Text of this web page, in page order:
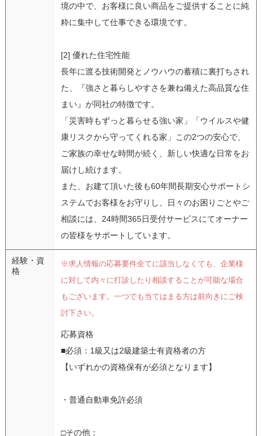
境の中で、お客様に良い商品をご提供することに純
粋に集中して仕事できる環境です。
[2] 優れた住宅性能
長年に渡る技術開発とノウハウの蓄積に裏打ちされ
た、『強さと暮らしやすさを兼ね備えた高品質な住
まい』が同社の特徴です。
「災害時もずっと暮らせる強い家」「ウイルスや健
康リスクから守ってくれる家」この2つの安心で、
ご家族の幸せな時間が続く、新しい快適な日常をお
届けし続けます。
また、お建て頂いた後も60年間長期安心サポートシ
ステムでお客様をお守りし、日々のお困りごとやご
相談には、24時間365日受付サービスにてオーナー
の皆様をサポートしています。
経験・資
格
※求人情報の応募要件全てに該当しなくても、企業様
に対して内々に打診したり相談することが可能な場合
もございます。一つでも当てはまる方は前向きにご検
討下さい。
応募資格
■必須：1級又は2級建築士有資格者の方
【いずれかの資格保有が必須となります】
・普通自動車免許必須
□その他：